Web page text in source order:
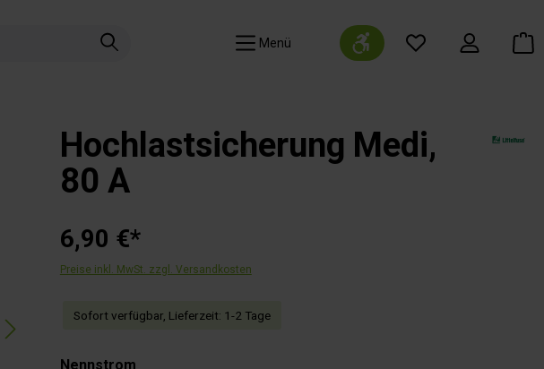
Navigation Werkzeugleiste anzeigen
Hochlastsicherung Medi,
80 A
6,90 €*
Preise inkl. MwSt. zzgl. Versandkosten
Sofort verfügbar, Lieferzeit: 1-2 Tage
Nennstromauswählen